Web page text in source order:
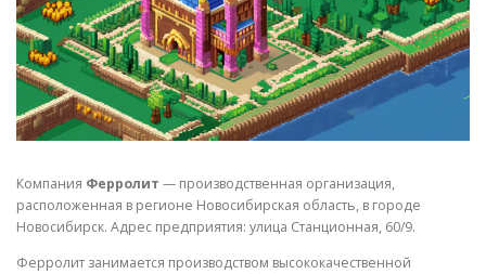
СТАТЬИ
Компания Ферролит — производственная организация,
расположенная в регионе Новосибирская область, в городе
Новосибирск. Адрес предприятия: улица Станционная, 60/9.
Ферролит занимается производством высококачественной